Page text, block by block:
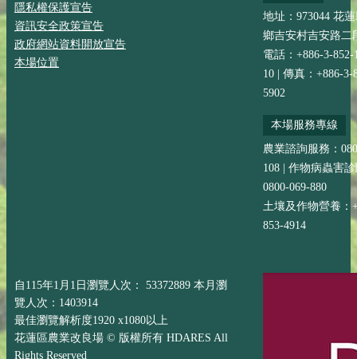
隱私權保護宣告
資訊安全政策宣告
政府網站資料開放宣告
本場位置
地址：973044 花
鄉吉安村吉安路二
電話：+886-3-852-
10 | 傳真：+886-3-
5902
本場服務專線
農業諮詢服務：
108 | 作物病蟲害
0800-069-880
土壤及作物營養：
853-4914
自115年1月1日瀏覽人次： 53372889 本月瀏
覽人次：1403914
最佳瀏覽解析度1920 x1080以上
花蓮區農業改良場 © 版權所有 HDARES All
Rights Reserved